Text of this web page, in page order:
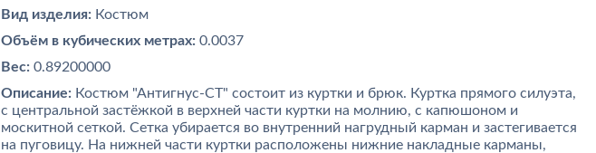
Вид изделия: Костюм
Объём в кубических метрах: 0.0037
Вес: 0.89200000
Описание: Костюм "Антигнус-СТ" состоит из куртки и брюк. Куртка прямого силуэта,
с центральной застёжкой в верхней части куртки на молнию, с капюшоном и
москитной сеткой. Сетка убирается во внутренний нагрудный карман и застегивается
на пуговицу. На нижней части куртки расположены нижние накладные карманы,